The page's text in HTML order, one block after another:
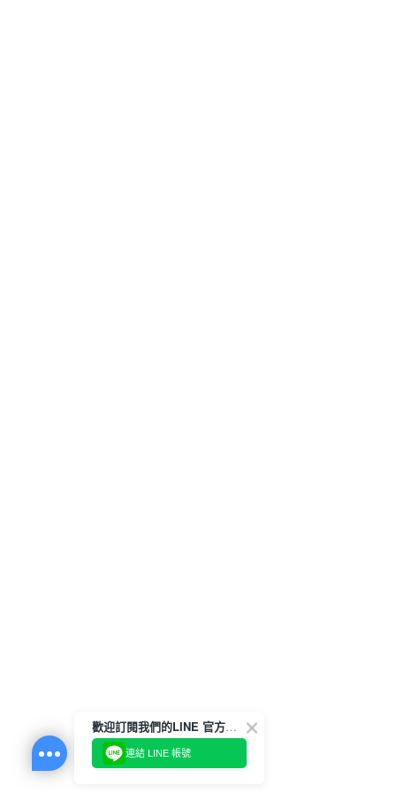
歡迎訂閱我們的LINE 官方帳號
連結 LINE 帳號